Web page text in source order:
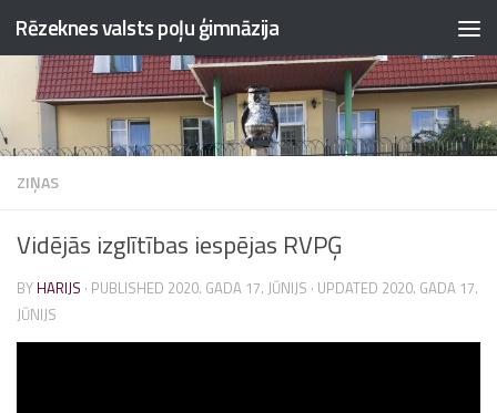
Skip to content
Rēzeknes valsts poļu ģimnāzija
ZIŅAS
Vidējās izglītības iespējas RVPĢ
BY HARIJS · PUBLISHED 2020. GADA 17. JŪNIJS · UPDATED 2020. GADA 17.
JŪNIJS